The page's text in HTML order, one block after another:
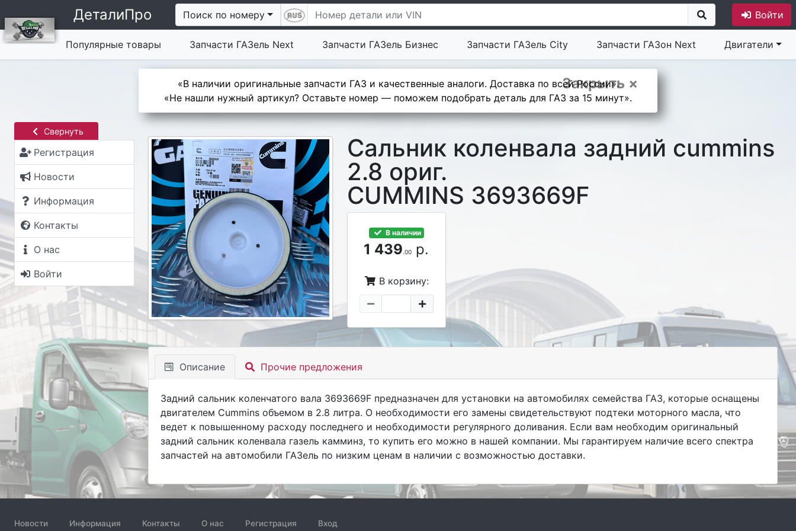
ДеталиПро Поиск по номеру Войти
Популярные товары Запчасти ГАЗель Next Запчасти ГАЗель Бизнес Запчасти ГАЗель City Запчасти ГАЗон Next Двигатели
Закрыть ×
«В наличии оригинальные запчасти ГАЗ и качественные аналоги. Доставка по всей России».
«Не нашли нужный артикул? Оставьте номер — поможем подобрать деталь для ГАЗ за 15 минут».
Свернуть
Регистрация
Новости
Информация
Контакты
О нас
Войти
Сальник коленвала задний cummins
2.8 ориг.
CUMMINS 3693669F
В наличии
1 439.00 р.
В корзину:
Описание Прочие предложения
Задний сальник коленчатого вала 3693669F предназначен для установки на автомобилях семейства ГАЗ, которые оснащены
двигателем Cummins объемом в 2.8 литра. О необходимости его замены свидетельствуют подтеки моторного масла, что
ведет к повышенному расходу последнего и необходимости регулярного доливания. Если вам необходим оригинальный
задний сальник коленвала газель камминз, то купить его можно в нашей компании. Мы гарантируем наличие всего спектра
запчастей на автомобили ГАЗель по низким ценам в наличии с возможностью доставки.
Новости Информация Контакты О нас Регистрация Вход